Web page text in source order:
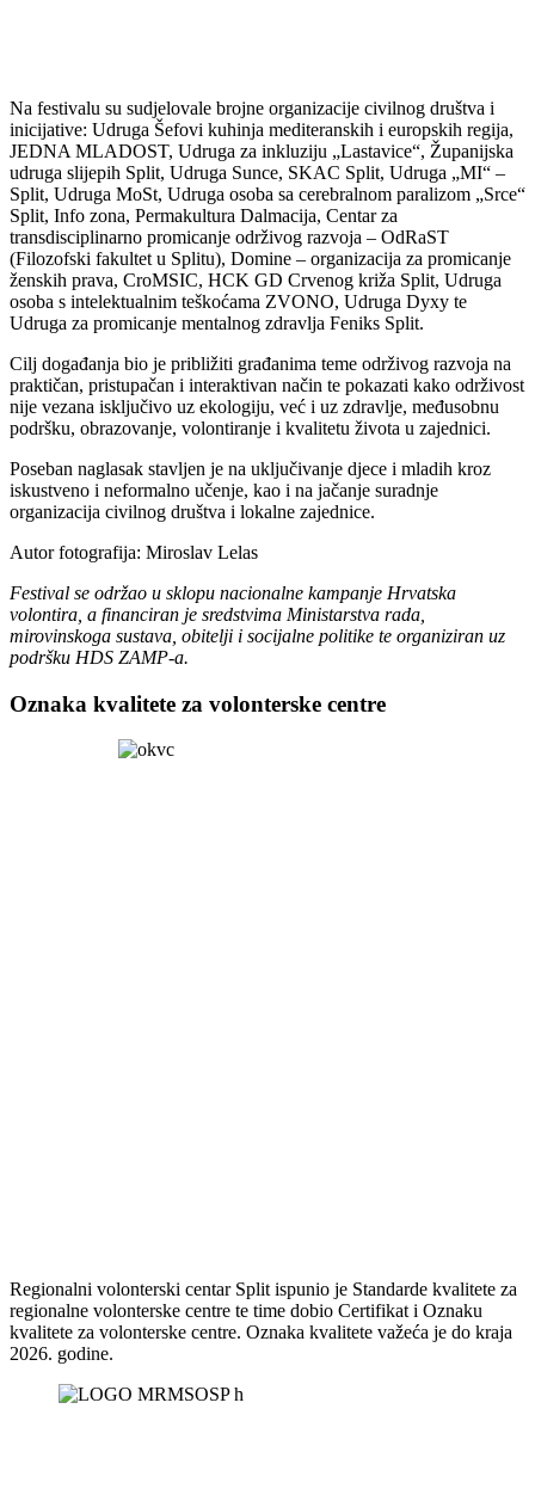
Na festivalu su sudjelovale brojne organizacije civilnog društva i
inicijative: Udruga Šefovi kuhinja mediteranskih i europskih regija,
JEDNA MLADOST, Udruga za inkluziju „Lastavice“, Županijska
udruga slijepih Split, Udruga Sunce, SKAC Split, Udruga „MI“ –
Split, Udruga MoSt, Udruga osoba sa cerebralnom paralizom „Srce“
Split, Info zona, Permakultura Dalmacija, Centar za
transdisciplinarno promicanje održivog razvoja – OdRaST
(Filozofski fakultet u Splitu), Domine – organizacija za promicanje
ženskih prava, CroMSIC, HCK GD Crvenog križa Split, Udruga
osoba s intelektualnim teškoćama ZVONO, Udruga Dyxy te
Udruga za promicanje mentalnog zdravlja Feniks Split.
Cilj događanja bio je približiti građanima teme održivog razvoja na
praktičan, pristupačan i interaktivan način te pokazati kako održivost
nije vezana isključivo uz ekologiju, već i uz zdravlje, međusobnu
podršku, obrazovanje, volontiranje i kvalitetu života u zajednici.
Poseban naglasak stavljen je na uključivanje djece i mladih kroz
iskustveno i neformalno učenje, kao i na jačanje suradnje
organizacija civilnog društva i lokalne zajednice.
Autor fotografija: Miroslav Lelas
Festival se održao u sklopu nacionalne kampanje Hrvatska
volontira, a financiran je sredstvima Ministarstva rada,
mirovinskoga sustava, obitelji i socijalne politike te organiziran uz
podršku HDS ZAMP-a.
Oznaka kvalitete za volonterske centre
Regionalni volonterski centar Split ispunio je Standarde kvalitete za
regionalne volonterske centre te time dobio Certifikat i Oznaku
kvalitete za volonterske centre. Oznaka kvalitete važeća je do kraja
2026. godine.